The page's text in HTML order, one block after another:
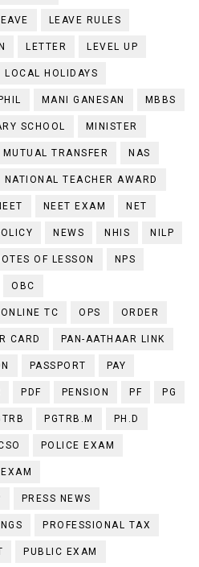
LEAVE RULES
LETTER LEVEL UP
LOCAL HOLIDAYS
MANI GANESAN MBBS
SCHOOL MINISTER
MUTUAL TRANSFER NAS
NATIONAL TEACHER AWARD
NEET EXAM NET
NEWS NHIS NILP
OF LESSON NPS
OBC
ONLINE TC OPS ORDER
CARD PAN-AATHAAR LINK
PASSPORT PAY
PDF PENSION PF PG
PGTRB.M PH.D
POLICE EXAM
PRESS NEWS
PROFESSIONAL TAX
PUBLIC EXAM